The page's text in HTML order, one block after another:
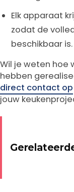
Elk apparaat
zodat de
beschikbaar is.
Wil je weten hoe
hebben
direct contact op
jouw